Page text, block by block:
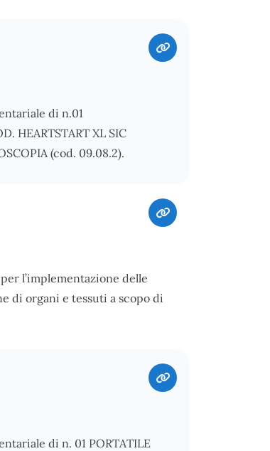
di n.01
HEARTSTART XL SIC
(cod. 09.08.2).
l’implementazione delle
di organi e tessuti a scopo di
di n. 01 PORTATILE